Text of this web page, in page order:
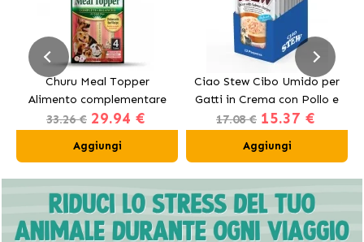
Churu Meal Topper
Alimento complementare
per cani al manzo
33.26 € 29.94 €
Aggiungi
Ciao Stew Cibo Umido per
Gatti in Crema con Pollo e
Salmone
17.08 € 15.37 €
Aggiungi